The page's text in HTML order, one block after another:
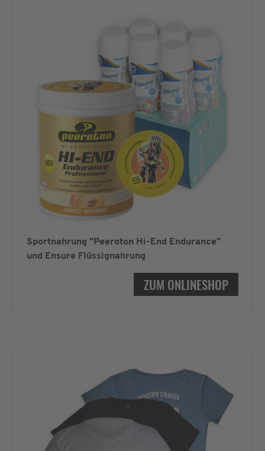
Sportnahrung "Peeroton Hi-End Endurance"
und Ensure Flüssignahrung
ZUM ONLINESHOP